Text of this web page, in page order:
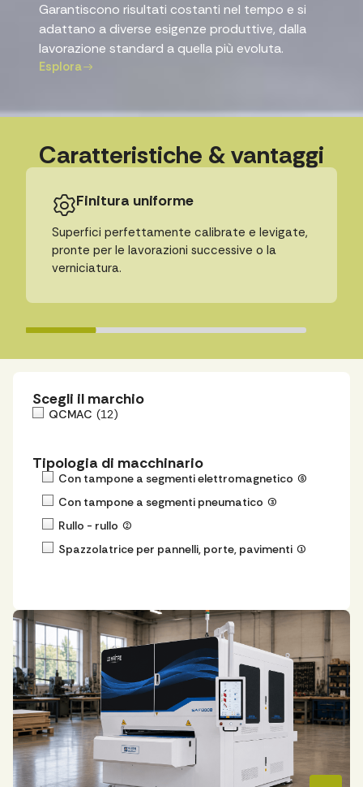
Garantiscono risultati costanti nel tempo e si
adattano a diverse esigenze produttive, dalla
lavorazione standard a quella più evoluta.
Esplora
Caratteristiche & vantaggi
Finitura uniforme
Superfici perfettamente calibrate e levigate,
pronte per le lavorazioni successive o la
verniciatura.
Scegli il marchio
QCMAC (12)
Tipologia di macchinario
Con tampone a segmenti elettromagnetico (6)
Con tampone a segmenti pneumatico (3)
Rullo - rullo (2)
Spazzolatrice per pannelli, porte, pavimenti (1)